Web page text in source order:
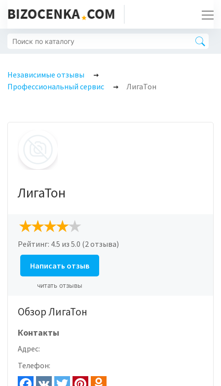
Независимые отзывы
Профессиональный сервис
ЛигаТон
ЛигаТон
Рейтинг: 4.5 из 5.0 (2 отзыва)
Написать отзыв
читать отзывы
Обзор ЛигаТон
Контакты
Адрес:
Телефон: